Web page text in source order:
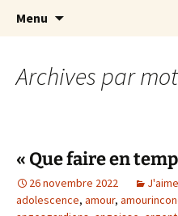
Mon big-
par Chantal Rialland
Menu
Archives par
« Que faire en
26 novembre 2022 J'aime
adolescence, amour,